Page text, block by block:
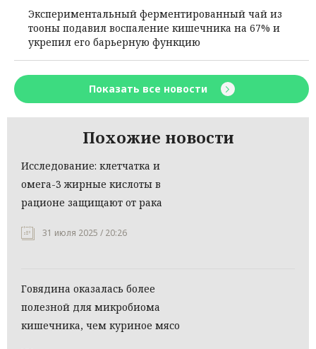
Экспериментальный ферментированный чай из
тооны подавил воспаление кишечника на 67% и
укрепил его барьерную функцию
Показать все новости
Похожие новости
Исследование: клетчатка и
омега-3 жирные кислоты в
рационе защищают от рака
31 июля 2025 / 20:26
Говядина оказалась более
полезной для микробиома
кишечника, чем куриное мясо